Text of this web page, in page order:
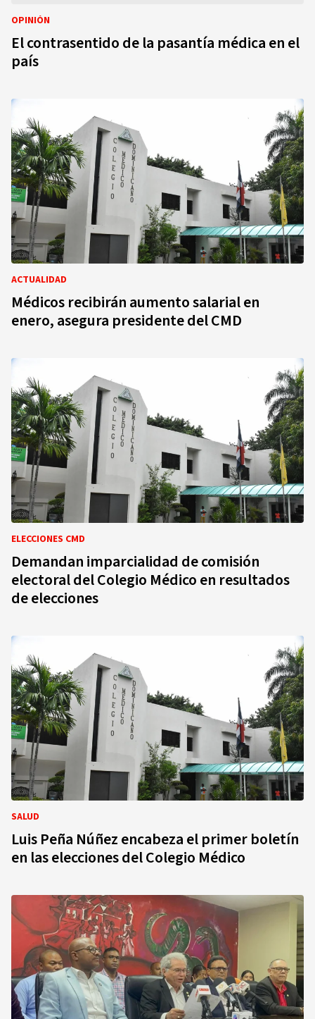
OPINIÓN
El contrasentido de la pasantía médica en el
país
ACTUALIDAD
Médicos recibirán aumento salarial en
enero, asegura presidente del CMD
ELECCIONES CMD
Demandan imparcialidad de comisión
electoral del Colegio Médico en resultados
de elecciones
SALUD
Luis Peña Núñez encabeza el primer boletín
en las elecciones del Colegio Médico